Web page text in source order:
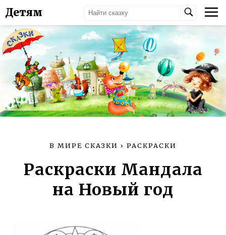
Детям
В МИРЕ СКАЗКИ › РАСКРАСКИ
Раскраски Мандала
на Новый год